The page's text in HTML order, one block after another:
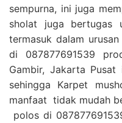
sempurna, ini juga
sholat juga bertugas
termasuk dalam
di 087877691539
Gambir, Jakarta
sehingga Karpet
manfaat tidak mudah
polos di